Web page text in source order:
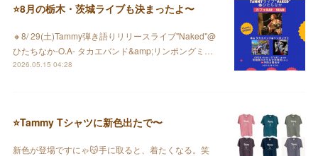
⭐️8月の栃木・茨城ライブも決まったよ〜
🔸8/ 29(土)Tammy弾き語りリリースライブ"Naked"@
ひたちなか-O.A- タカエバンド&amp;リンポングミ…
2026.05.15 04:28
⭐️Tammy Tシャツに新色出たで〜
新色が登場ですにゃ😽手に取ると、着たくなる。笑